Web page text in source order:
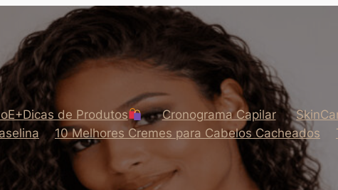
de Produtos Cronograma Capilar
10 Melhores Cremes para Cabelos Cacheados